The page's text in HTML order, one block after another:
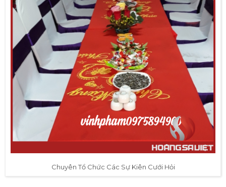
Chuyên Tổ Chức Các Sự Kiên Cưới Hỏi